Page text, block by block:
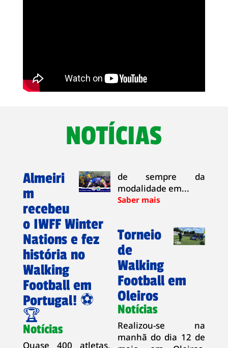
NOTÍCIAS
Almeiri
m
recebeu
o IWFF Winter
Nations e fez
história no
Walking
Football em
Portugal! ⚽
🏆
Notícias
Quase 400 atletas,
de sempre da
modalidade em...
Torneio
de
Walking
Football em
Oleiros
Notícias
Realizou-se na
manhã do dia 12 de